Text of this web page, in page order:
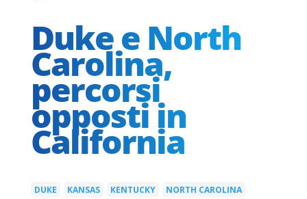
Duke e North
Carolina,
percorsi
opposti in
California
DUKE KANSAS KENTUCKY NORTH CAROLINA